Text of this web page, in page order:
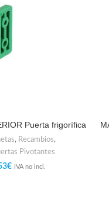
Puerta frigorífica
, Recambios,
Pivotantes
€ IVA no incl.